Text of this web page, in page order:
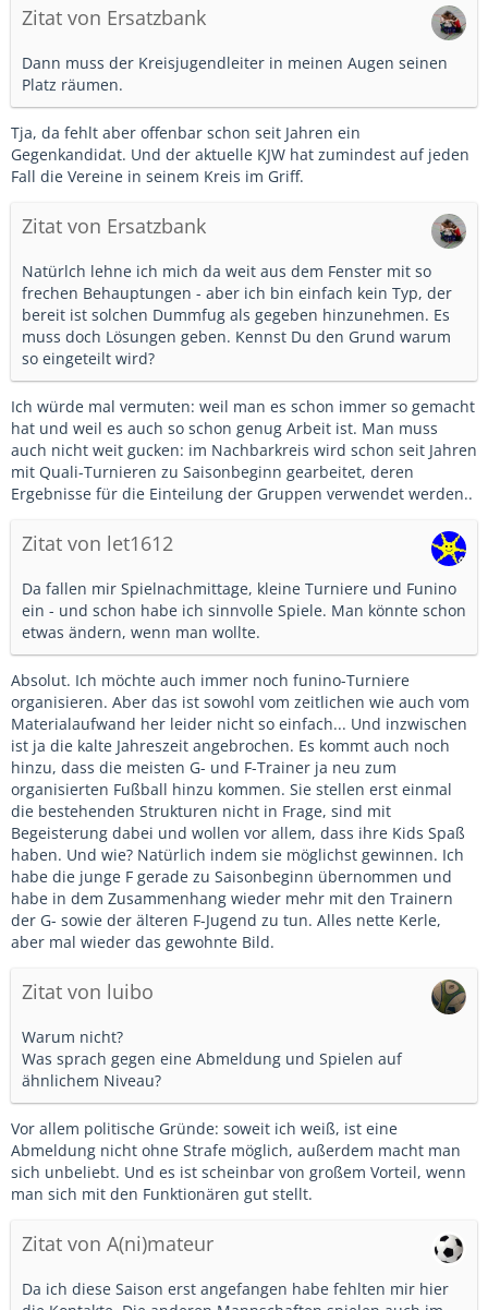
Zitat von Ersatzbank
Dann muss der Kreisjugendleiter in meinen Augen seinen
Platz räumen.
Tja, da fehlt aber offenbar schon seit Jahren ein
Gegenkandidat. Und der aktuelle KJW hat zumindest auf jeden
Fall die Vereine in seinem Kreis im Griff.
Zitat von Ersatzbank
Natürlch lehne ich mich da weit aus dem Fenster mit so
frechen Behauptungen - aber ich bin einfach kein Typ, der
bereit ist solchen Dummfug als gegeben hinzunehmen. Es
muss doch Lösungen geben. Kennst Du den Grund warum
so eingeteilt wird?
Ich würde mal vermuten: weil man es schon immer so gemacht
hat und weil es auch so schon genug Arbeit ist. Man muss
auch nicht weit gucken: im Nachbarkreis wird schon seit Jahren
mit Quali-Turnieren zu Saisonbeginn gearbeitet, deren
Ergebnisse für die Einteilung der Gruppen verwendet werden..
Zitat von let1612
Da fallen mir Spielnachmittage, kleine Turniere und Funino
ein - und schon habe ich sinnvolle Spiele. Man könnte schon
etwas ändern, wenn man wollte.
Absolut. Ich möchte auch immer noch funino-Turniere
organisieren. Aber das ist sowohl vom zeitlichen wie auch vom
Materialaufwand her leider nicht so einfach... Und inzwischen
ist ja die kalte Jahreszeit angebrochen. Es kommt auch noch
hinzu, dass die meisten G- und F-Trainer ja neu zum
organisierten Fußball hinzu kommen. Sie stellen erst einmal
die bestehenden Strukturen nicht in Frage, sind mit
Begeisterung dabei und wollen vor allem, dass ihre Kids Spaß
haben. Und wie? Natürlich indem sie möglichst gewinnen. Ich
habe die junge F gerade zu Saisonbeginn übernommen und
habe in dem Zusammenhang wieder mehr mit den Trainern
der G- sowie der älteren F-Jugend zu tun. Alles nette Kerle,
aber mal wieder das gewohnte Bild.
Zitat von luibo
Warum nicht?
Was sprach gegen eine Abmeldung und Spielen auf
ähnlichem Niveau?
Vor allem politische Gründe: soweit ich weiß, ist eine
Abmeldung nicht ohne Strafe möglich, außerdem macht man
sich unbeliebt. Und es ist scheinbar von großem Vorteil, wenn
man sich mit den Funktionären gut stellt.
Zitat von A(ni)mateur
Da ich diese Saison erst angefangen habe fehlten mir hier